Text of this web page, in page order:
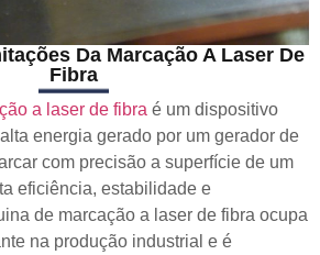
Da Marcação A Laser De
Fibra
a laser de fibra é um dispositivo
energia gerado por um gerador de
com precisão a superfície de um
eficiência, estabilidade e
de marcação a laser de fibra ocupa
na produção industrial e é